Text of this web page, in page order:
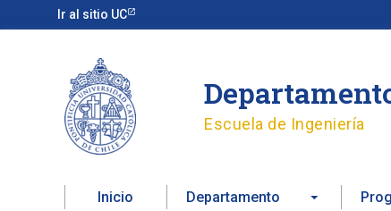
Ir al sitio UC
al
Escuela de Ingeniería
Inicio Departamento